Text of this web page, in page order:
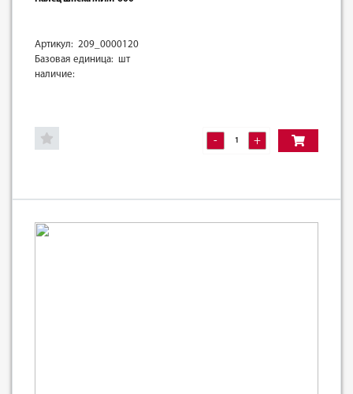
Артикул: 209_0000120
Базовая единица: шт
наличие:
- +